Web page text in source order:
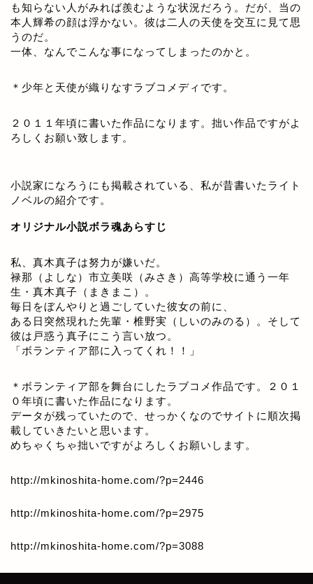
も知らない人がみれば羨むような状況だろう。だが、当の
本人輝希の顔は浮かない。彼は二人の天使を交互に見て思
うのだ。
一体、なんでこんな事になってしまったのかと。
＊少年と天使が織りなすラブコメディです。
２０１１年頃に書いた作品になります。拙い作品ですがよ
ろしくお願い致します。
小説家になろうにも掲載されている、私が昔書いたライト
ノベルの紹介です。
オリジナル小説ボラ魂あらすじ
私、真木真子は努力が嫌いだ。
禄那（よしな）市立美咲（みさき）高等学校に通う一年
生・真木真子（まきまこ）。
毎日をぼんやりと過ごしていた彼女の前に、
ある日突然現れた先輩・椎野実（しいのみのる）。そして
彼は戸惑う真子にこう言い放つ。
「ボランティア部に入ってくれ！！」
＊ボランティア部を舞台にしたラブコメ作品です。２０１
０年頃に書いた作品になります。
データが残っていたので、せっかくなのでサイトに順次掲
載していきたいと思います。
めちゃくちゃ拙いですがよろしくお願いします。
http://mkinoshita-home.com/?p=2446
http://mkinoshita-home.com/?p=2975
http://mkinoshita-home.com/?p=3088